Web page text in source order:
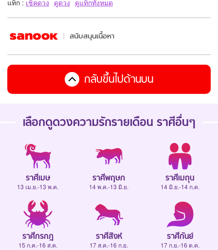
แท็ก : เช็คดวง ดูดวง ดูแท็กทั้งหมด
สนับสนุนเนื้อหา
กลับขึ้นไปด้านบน
เลือกดูดวงความรักรายเดือน ราศีอื่นๆ
ราศีเมษ
13 เม.ย.-13 พ.ค.
ราศีพฤษภ
14 พ.ค.-13 มิ.ย.
ราศีเมถุน
14 มิ.ย.-14 ก.ค.
ราศีกรกฎ
15 ก.ค.-16 ส.ค.
ราศีสิงห์
17 ส.ค.-16 ก.ย.
ราศีกันย์
17 ก.ย.-16 ต.ค.